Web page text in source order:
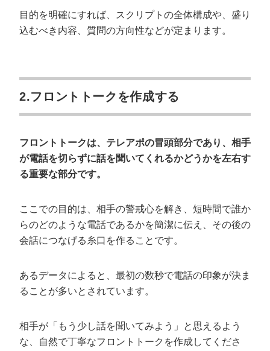
目的を明確にすれば、スクリプトの全体構成や、盛り
込むべき内容、質問の方向性などが定まります。
2.フロントトークを作成する
フロントトークは、テレアポの冒頭部分であり、相手
が電話を切らずに話を聞いてくれるかどうかを左右す
る重要な部分です。
ここでの目的は、相手の警戒心を解き、短時間で誰か
らのどのような電話であるかを簡潔に伝え、その後の
会話につなげる糸口を作ることです。
あるデータによると、最初の数秒で電話の印象が決ま
ることが多いとされています。
相手が「もう少し話を聞いてみよう」と思えるよう
な、自然で丁寧なフロントトークを作成してくださ